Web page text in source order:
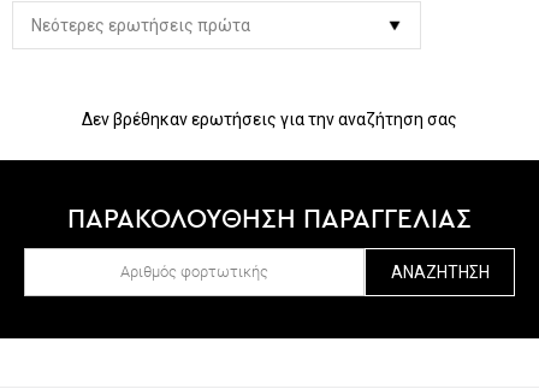
Δεν βρέθηκαν ερωτήσεις για την αναζήτηση σας
ΠΑΡΑΚΟΛΟΥΘΗΣΗ ΠΑΡΑΓΓΕΛΙΑΣ
ΑΝΑΖΉΤΗΣΗ